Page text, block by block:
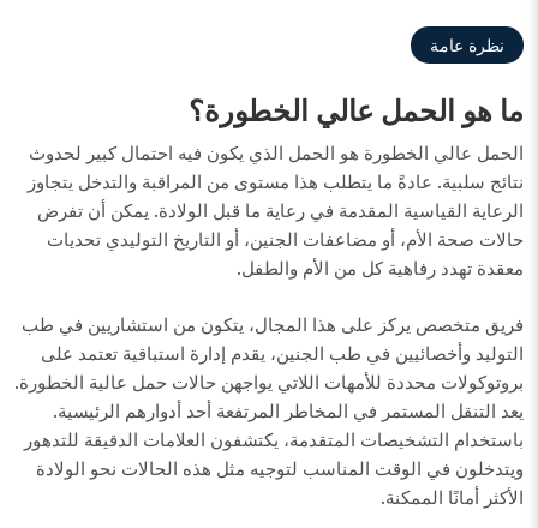
نظرة عامة
ما هو الحمل عالي الخطورة؟
الحمل عالي الخطورة هو الحمل الذي يكون فيه احتمال كبير لحدوث
نتائج سلبية. عادةً ما يتطلب هذا مستوى من المراقبة والتدخل يتجاوز
الرعاية القياسية المقدمة في رعاية ما قبل الولادة. يمكن أن تفرض
حالات صحة الأم، أو مضاعفات الجنين، أو التاريخ التوليدي تحديات
معقدة تهدد رفاهية كل من الأم والطفل.
فريق متخصص يركز على هذا المجال، يتكون من استشاريين في طب
التوليد وأخصائيين في طب الجنين، يقدم إدارة استباقية تعتمد على
بروتوكولات محددة للأمهات اللاتي يواجهن حالات حمل عالية الخطورة.
يعد التنقل المستمر في المخاطر المرتفعة أحد أدوارهم الرئيسية.
باستخدام التشخيصات المتقدمة، يكتشفون العلامات الدقيقة للتدهور
ويتدخلون في الوقت المناسب لتوجيه مثل هذه الحالات نحو الولادة
الأكثر أمانًا الممكنة.